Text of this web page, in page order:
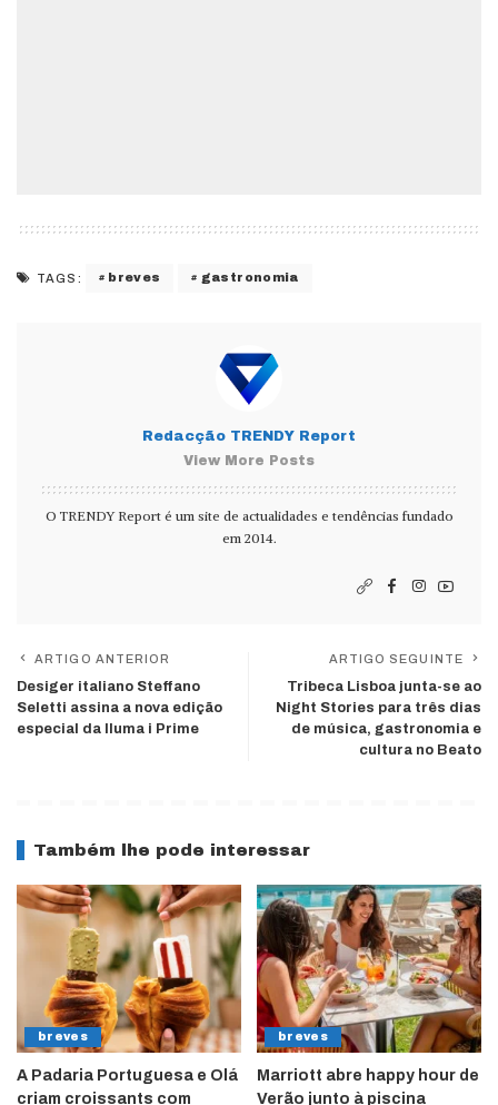
TAGS: breves gastronomia
Redacção TRENDY Report
View More Posts
O TRENDY Report é um site de actualidades e tendências fundado
em 2014.
ARTIGO ANTERIOR
Desiger italiano Steffano
Seletti assina a nova edição
especial da Iluma i Prime
ARTIGO SEGUINTE
Tribeca Lisboa junta-se ao
Night Stories para três dias
de música, gastronomia e
cultura no Beato
Também lhe pode interessar
breves
A Padaria Portuguesa e Olá
criam croissants com
breves
Marriott abre happy hour de
Verão junto à piscina